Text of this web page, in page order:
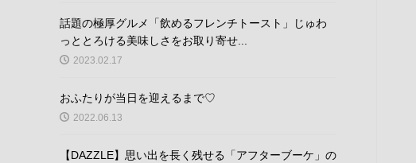
話題の極厚グルメ「飲めるフレンチトースト」じゅわ
っととろける美味しさをお取り寄せ...
2023.02.17
おふたりが当日を迎えるまで♡
2022.06.13
【DAZZLE】思い出を長く残せる「アフターブーケ」の